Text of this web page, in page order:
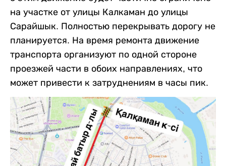
на участке от улицы Калкаман до улицы
Сарайшык. Полностью перекрывать дорогу не
планируется. На время ремонта движение
транспорта организуют по одной стороне
проезжей части в обоих направлениях, что
может привести к затруднениям в часы пик.